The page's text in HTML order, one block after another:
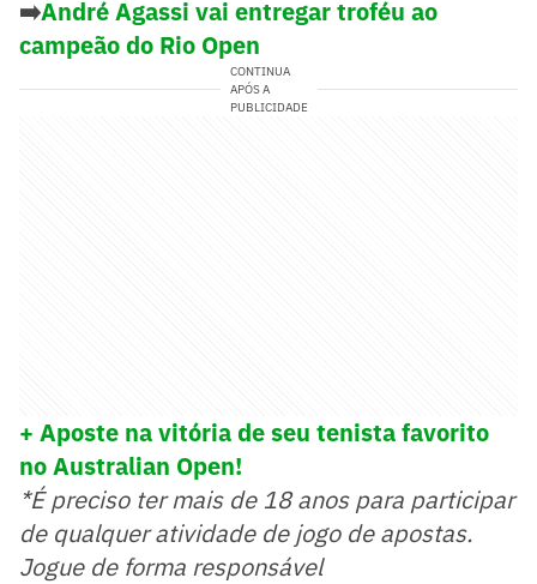
➡️André Agassi vai entregar troféu ao
campeão do Rio Open
CONTINUA
APÓS A
PUBLICIDADE
+ Aposte na vitória de seu tenista favorito
no Australian Open!
*É preciso ter mais de 18 anos para participar
de qualquer atividade de jogo de apostas.
Jogue de forma responsável